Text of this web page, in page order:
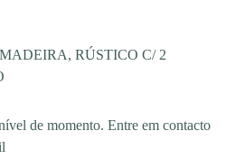
RÚSTICO C/ 2
de momento. Entre em contacto